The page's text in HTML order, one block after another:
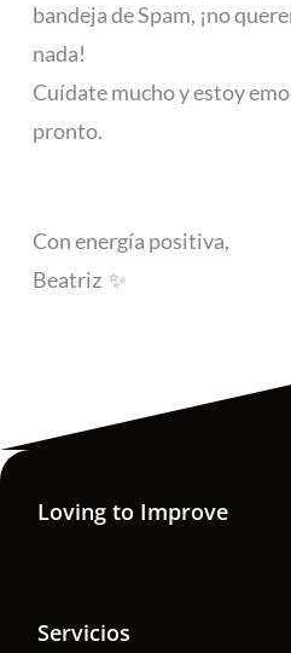
bandeja de Spam, ¡no
nada!
Cuídate mucho y estoy
pronto.
Con energía positiva,
Beatriz ✨
Loving to Improve
Servicios